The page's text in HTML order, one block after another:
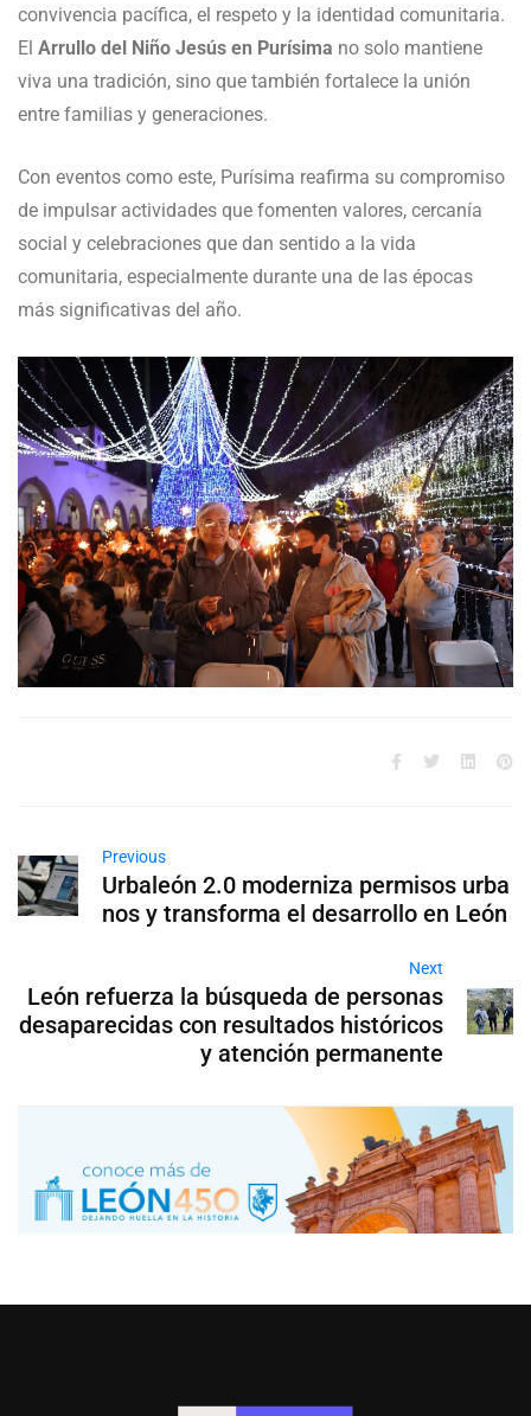
convivencia pacífica, el respeto y la identidad comunitaria.
El Arrullo del Niño Jesús en Purísima no solo mantiene
viva una tradición, sino que también fortalece la unión
entre familias y generaciones.
Con eventos como este, Purísima reafirma su compromiso
de impulsar actividades que fomenten valores, cercanía
social y celebraciones que dan sentido a la vida
comunitaria, especialmente durante una de las épocas
más significativas del año.
Previous
Urbaleón 2.0 moderniza permisos urba
nos y transforma el desarrollo en León
Next
León refuerza la búsqueda de personas
desaparecidas con resultados históricos
y atención permanente